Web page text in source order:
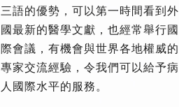
三語的優勢，可以第一時間看到外
國最新的醫學文獻，也經常舉行國
際會議，有機會與世界各地權威的
專家交流經驗，令我們可以給予病
人國際水平的服務。